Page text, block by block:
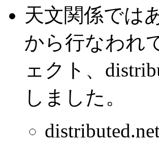
天文関係では
から行なわれ
ェクト、
しました。